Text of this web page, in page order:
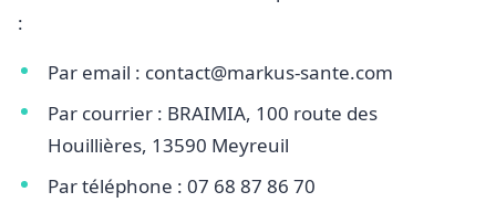
:
Par email : contact@markus-sante.com
Par courrier : BRAIMIA, 100 route des
Houillières, 13590 Meyreuil
Par téléphone : 07 68 87 86 70